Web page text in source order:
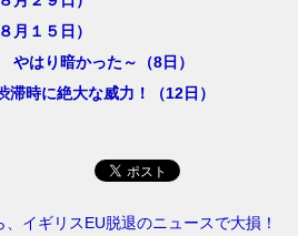
月１５日）
はり暗かった～（8日）
時に絶大な威力！（12日）
イギリスEU脱退のニュースで大損！